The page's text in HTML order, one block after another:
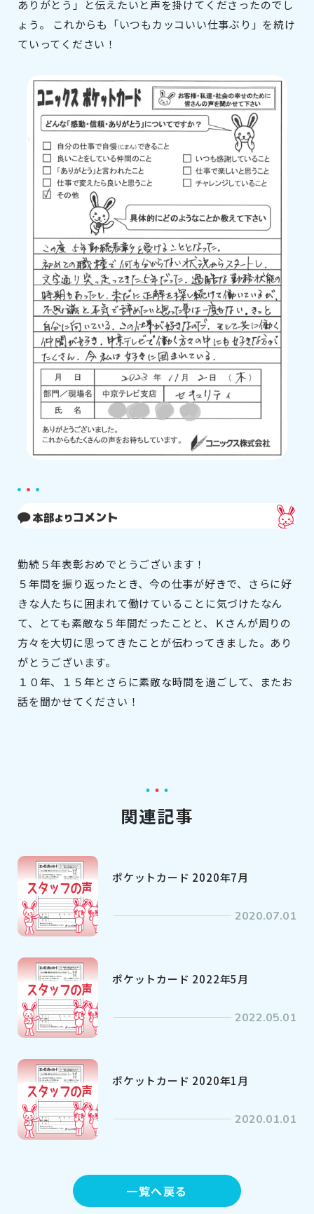
ありがとう」と伝えたいと声を掛けてくださったのでし
ょう。 これからも「いつもカッコいい仕事ぶり」を続け
ていってください！
勤続５年表彰おめでとうございます！
５年間を振り返ったとき、今の仕事が好きで、さらに好
きな人たちに囲まれて働けていることに気づけたなん
て、とても素敵な５年間だったことと、Ｋさんが周りの
方々を大切に思ってきたことが伝わってきました。あり
がとうございます。
１０年、１５年とさらに素敵な時間を過ごして、またお
話を聞かせてください！
関連記事
ポケットカード 2020年7月
2020.07.01
ポケットカード 2022年5月
2022.05.01
ポケットカード 2020年1月
2020.01.01
一覧へ戻る